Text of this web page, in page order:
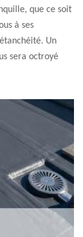
que ce soit
à ses
Un
sera octroyé